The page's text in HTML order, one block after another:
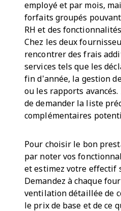
employé et par mois,
forfaits groupés
RH et des
Chez les deux
rencontrer des frais
services tels que les
fin d’année, la gestion
ou les rapports
de demander la liste
complémentaires
Pour choisir le bon
par noter vos
et estimez votre effectif
Demandez à chaque
ventilation détaillée de
le prix de base et de ce